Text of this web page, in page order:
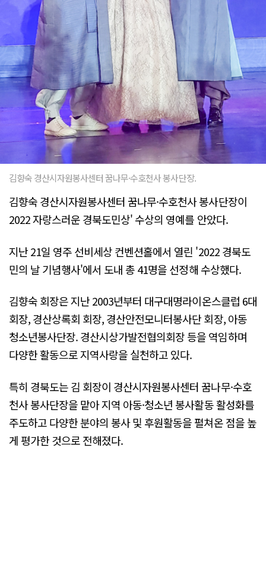
김향숙 경산시자원봉사센터 꿈나무·수호천사 봉사단장.
김향숙 경산시자원봉사센터 꿈나무·수호천사 봉사단장이
2022 자랑스러운 경북도민상' 수상의 영예를 안았다.
지난 21일 영주 선비세상 컨벤션홀에서 열린 '2022 경북도
민의 날 기념행사'에서 도내 총 41명을 선정해 수상했다.
김향숙 회장은 지난 2003년부터 대구대명라이온스클럽 6대
회장, 경산상록회 회장, 경산안전모니터봉사단 회장, 아동
청소년봉사단장. 경산시상가발전협의회장 등을 역임하며
다양한 활동으로 지역사랑을 실천하고 있다.
특히 경북도는 김 회장이 경산시자원봉사센터 꿈나무·수호
천사 봉사단장을 맡아 지역 아동·청소년 봉사활동 활성화를
주도하고 다양한 분야의 봉사 및 후원활동을 펼쳐온 점을 높
게 평가한 것으로 전해졌다.